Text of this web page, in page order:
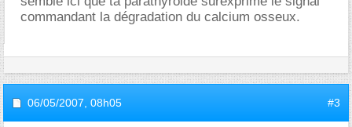
commandant la dégradation du calcium osseux.
06/05/2007, 08h05 #3